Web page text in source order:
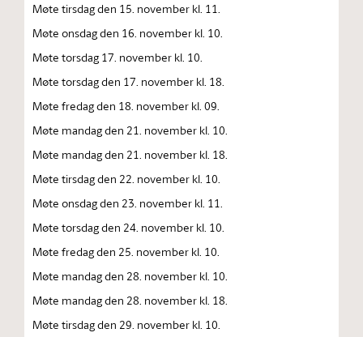
Møte tirsdag den 15. november kl. 11.
Møte onsdag den 16. november kl. 10.
Møte torsdag 17. november kl. 10.
Møte torsdag den 17. november kl. 18.
Møte fredag den 18. november kl. 09.
Møte mandag den 21. november kl. 10.
Møte mandag den 21. november kl. 18.
Møte tirsdag den 22. november kl. 10.
Møte onsdag den 23. november kl. 11.
Møte torsdag den 24. november kl. 10.
Møte fredag den 25. november kl. 10.
Møte mandag den 28. november kl. 10.
Møte mandag den 28. november kl. 18.
Møte tirsdag den 29. november kl. 10.